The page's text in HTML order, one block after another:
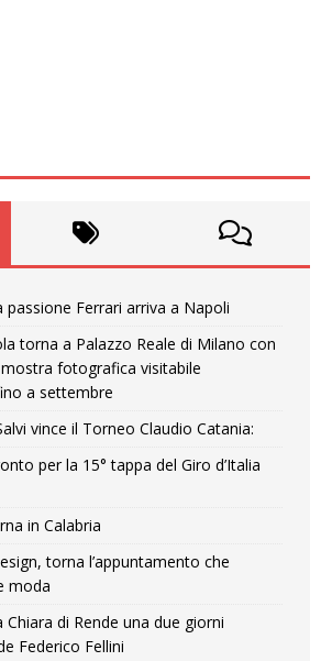
passione Ferrari arriva a Napoli
torna a Palazzo Reale di Milano con
fotografica visitabile
a settembre
vince il Torneo Claudio Catania:
per la 15° tappa del Giro d’Italia
in Calabria
torna l’appuntamento che
moda
Chiara di Rende una due giorni
Federico Fellini